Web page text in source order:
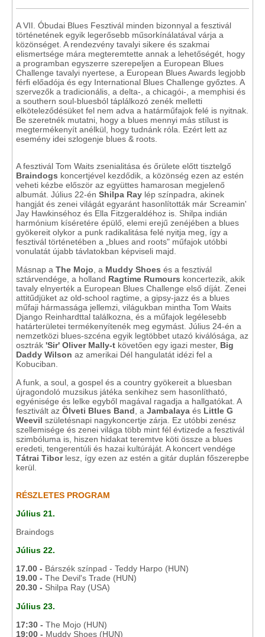
A VII. Óbudai Blues Fesztivál minden bizonnyal a fesztivál
történetének egyik legerősebb műsorkínálatával várja a
közönséget. A rendezvény tavalyi sikere és szakmai
elismertsége mára megteremtette annak a lehetőségét, hogy
a programban egyszerre szerepeljen a European Blues
Challenge tavalyi nyertese, a European Blues Awards legjobb
férfi előadója és egy International Blues Challenge győztes. A
szervezők a tradicionális, a delta-, a chicagói-, a memphisi és
a southern soul-bluesból táplálkozó zenék melletti
elköteleződésüket fel nem adva a határműfajok felé is nyitnak.
Be szeretnék mutatni, hogy a blues mennyi más stílust is
megtermékenyít anélkül, hogy tudnánk róla. Ezért lett az
esemény idei szlogenje blues & roots.
A fesztivál Tom Waits zsenialitása és őrülete előtt tisztelgő
Braindogs koncertjével kezdődik, a közönség ezen az estén
veheti kézbe először az együttes hamarosan megjelenő
albumát. Július 22-én Shilpa Ray lép színpadra, akinek
hangját és zenei világát egyaránt hasonlították már Screamin'
Jay Hawkinséhoz és Ella Fitzgeraldéhoz is. Shilpa indián
harmónium kíséretére épülő, elemi erejű zenéjében a blues
gyökereit olykor a punk radikalitása felé nyitja meg, így a
fesztivál történetében a „blues and roots" műfajok utóbbi
vonulatát újabb távlatokban képviseli majd.
Másnap a The Mojo , a Muddy Shoes és a fesztivál
sztárvendége, a holland Ragtime Rumours koncertezik, akik
tavaly elnyerték a European Blues Challenge első díját. Zenei
attitűdjüket az old-school ragtime, a gipsy-jazz és a blues
műfaji hármassága jellemzi, világukban mintha Tom Waits
Django Reinhardttal találkozna, és a műfajok legélesebb
határterületei termékenyítenék meg egymást. Július 24-én a
nemzetközi blues-szcéna egyik legtöbbet utazó kiválósága, az
osztrák 'Sir' Oliver Mally-t követően egy igazi mester, Big
Daddy Wilson az amerikai Dél hangulatát idézi fel a
Kobuciban.
A funk, a soul, a gospel és a country gyökereit a bluesban
újragondoló muzsikus játéka senkihez sem hasonlítható,
egyénisége és lelke egyből magával ragadja a hallgatókat. A
fesztivált az Ölveti Blues Band , a Jambalaya és Little G
Weevil születésnapi nagykoncertje zárja. Ez utóbbi zenész
szellemisége és zenei világa több mint fél évtizede a fesztivál
szimbóluma is, hiszen hidakat teremtve köti össze a blues
eredeti, tengerentúli és hazai kultúráját. A koncert vendége
Tátrai Tiborlesz, így ezen az estén a gitár duplán főszerepbe
kerül.
RÉSZLETES PROGRAM
Július 21.
Braindogs
Július 22.
17.00 - Bárszék színpad - Teddy Harpo (HUN)
19.00 - The Devil's Trade (HUN)
20.30 - Shilpa Ray (USA)
Július 23.
17:30 - The Mojo (HUN)
19:00 - Muddy Shoes (HUN)